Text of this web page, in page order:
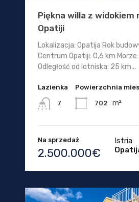
Piękna willa z widokiem
Opatiji
Lokalizacja: Opatija Rok
Centrum Opatiji: 0,6 km
Odległość od lotniska: 25 km...
Lazienka
7
Powierzchnia
702 m²
Na sprzedaż
2.500.000€
Istria